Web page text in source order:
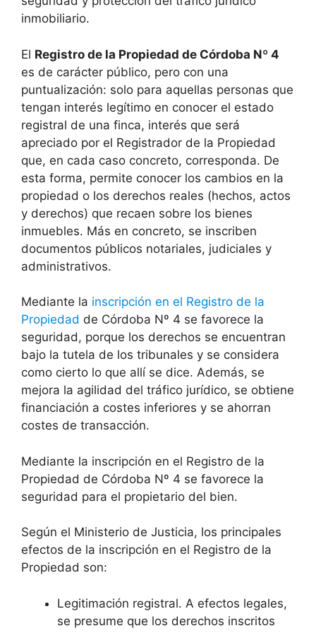
inmobiliario.
El Registro de la Propiedad de Córdoba Nº 4
es de carácter público, pero con una
puntualización: solo para aquellas personas que
tengan interés legítimo en conocer el estado
registral de una finca, interés que será
apreciado por el Registrador de la Propiedad
que, en cada caso concreto, corresponda. De
esta forma, permite conocer los cambios en la
propiedad o los derechos reales (hechos, actos
y derechos) que recaen sobre los bienes
inmuebles. Más en concreto, se inscriben
documentos públicos notariales, judiciales y
administrativos.
Mediante la inscripción en el Registro de la
Propiedad de Córdoba Nº 4 se favorece la
seguridad, porque los derechos se encuentran
bajo la tutela de los tribunales y se considera
como cierto lo que allí se dice. Además, se
mejora la agilidad del tráfico jurídico, se obtiene
financiación a costes inferiores y se ahorran
costes de transacción.
Mediante la inscripción en el Registro de la
Propiedad de Córdoba Nº 4 se favorece la
seguridad para el propietario del bien.
Según el Ministerio de Justicia, los principales
efectos de la inscripción en el Registro de la
Propiedad son:
Legitimación registral. A efectos legales,
se presume que los derechos inscritos